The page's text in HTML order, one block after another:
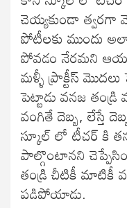
చెయ్యకుండా త్వరగా
పోటీలకు ముందు
పోవడం నేరమని
మళ్ళీ ప్రాక్టీస్ మొదలు
పెట్టాడు వనజ
వంగితే దెబ్బ, లేస్తే
స్కూల్ లో టీచర్ కి
పాల్గొంటానని
తండ్రి చీటికీ మాటికీ
పడిపోయాడు.